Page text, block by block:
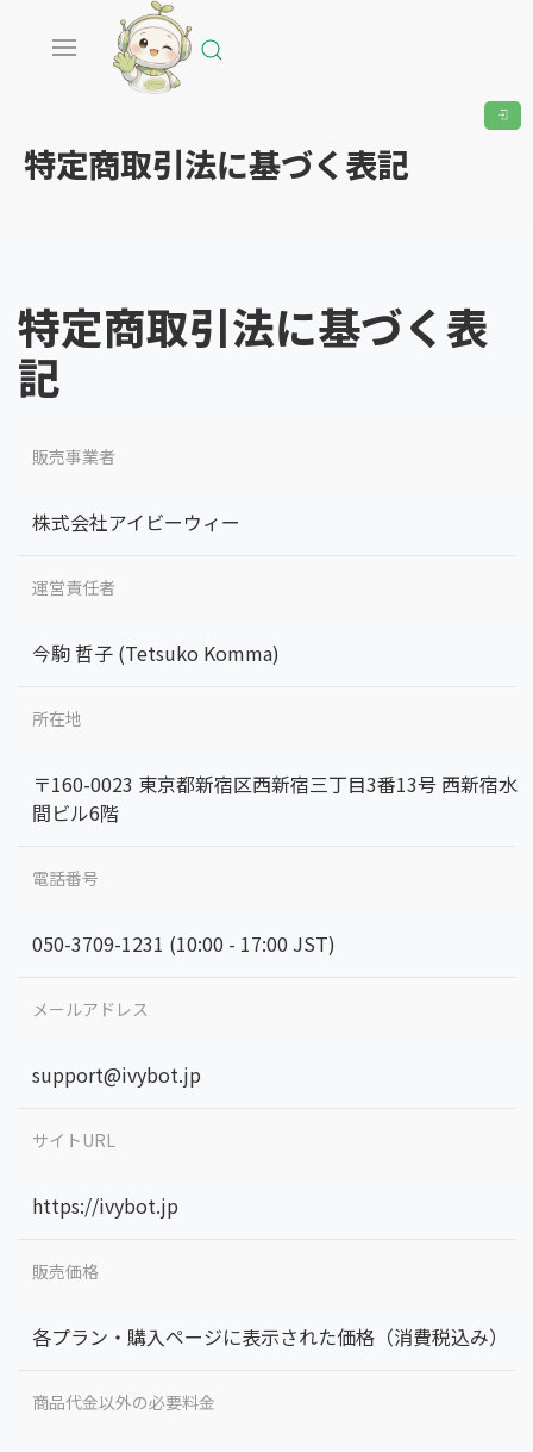
特定商取引法に基づく表記
特定商取引法に基づく表
記
販売事業者
株式会社アイビーウィー
運営責任者
今駒 哲子 (Tetsuko Komma)
所在地
〒160-0023 東京都新宿区西新宿三丁目3番13号 西新宿水
間ビル6階
電話番号
050-3709-1231 (10:00 - 17:00 JST)
メールアドレス
support@ivybot.jp
サイトURL
https://ivybot.jp
販売価格
各プラン・購入ページに表示された価格（消費税込み）
商品代金以外の必要料金